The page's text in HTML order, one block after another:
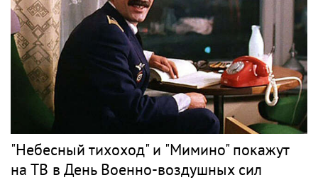
"Небесный тихоход" и "Мимино" покажут
на ТВ в День Военно-воздушных сил